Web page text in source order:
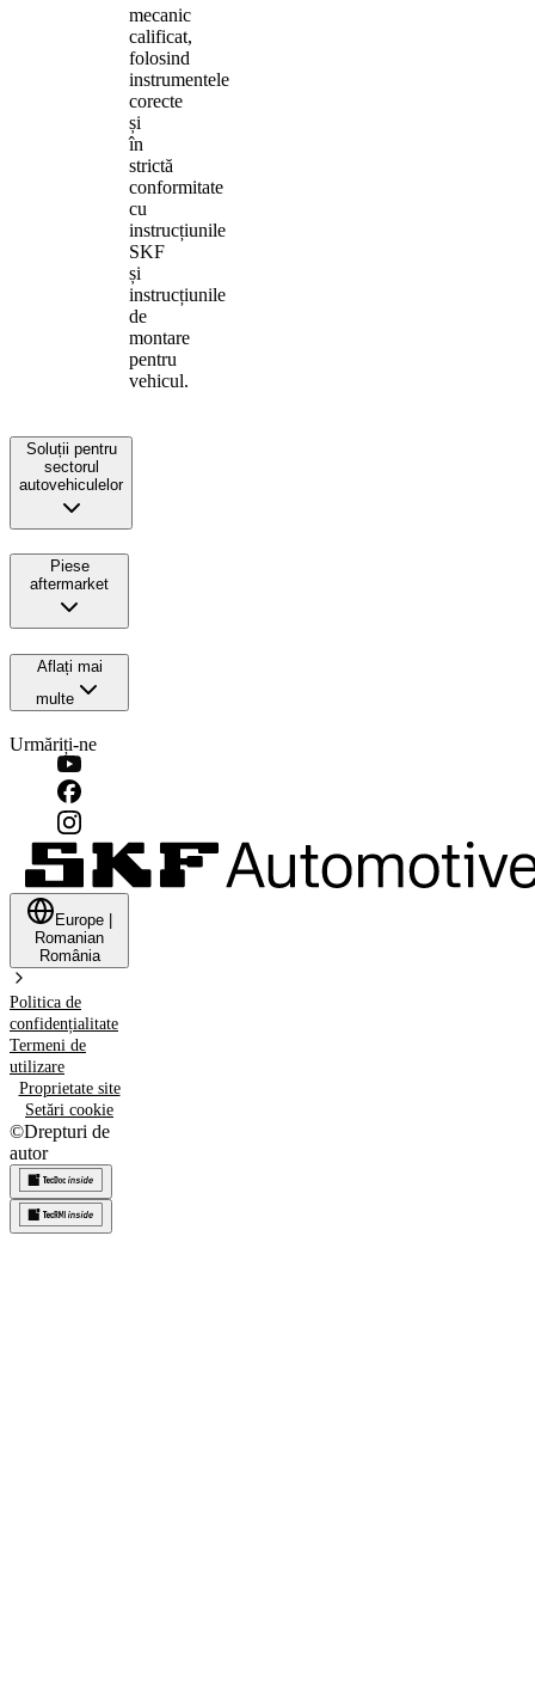
mecanic
calificat,
folosind
instrumentele
corecte
și
în
strictă
conformitate
cu
instrucțiunile
SKF
și
instrucțiunile
de
montare
pentru
vehicul.
Soluții pentru
sectorul
autovehiculelor
Piese
aftermarket
Aflați mai
multe
Urmăriți-ne
Europe
Romanian
România
Politica de
confidențialitate
Termeni de
utilizare
Proprietate site
Setări cookie
©Drepturi de
autor